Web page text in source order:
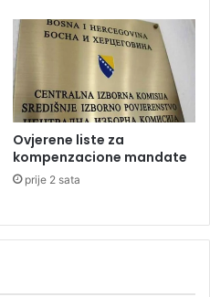
Ovjerene liste za
kompenzacione mandate
prije 2 sata